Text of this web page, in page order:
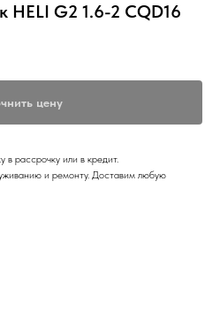
HELI G2 1.6-2 CQD16
цену
рассрочку или в кредит.
и ремонту. Доставим любую